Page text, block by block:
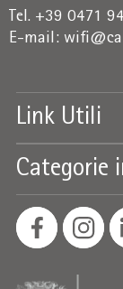
Tel. +39 0471
E-mail:
Link Utili
Categorie